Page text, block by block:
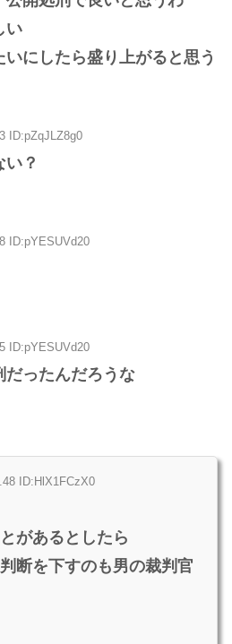
い
にしたら盛り上がると思う
ID:pZqJLZ8g0
？
ID:pYESUVd20
ID:pYESUVd20
だったんだろうな
ID:HlX1FCzX0
があるとしたら
断を下すのも男の裁判官